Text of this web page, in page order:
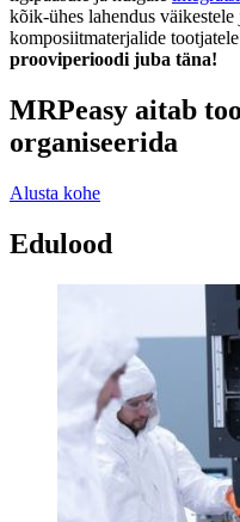
kõik-ühes lahendus väikestele
komposiitmaterjalide
prooviperioodi juba täna!
MRPeasy aitab
organiseerida
Alusta kohe
Edulood